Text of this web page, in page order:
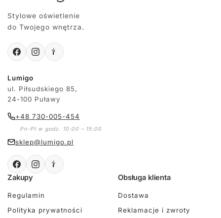
Stylowe oświetlenie
do Twojego wnętrza.
Lumigo
ul. Piłsudskiego 85,
24-100 Puławy
+48 730-005-454
Pn-Pt w godz. 10:00 – 15:00
sklep@lumigo.pl
Zakupy
Regulamin
Polityka prywatności
Obsługa klienta
Dostawa
Reklamacje i zwroty